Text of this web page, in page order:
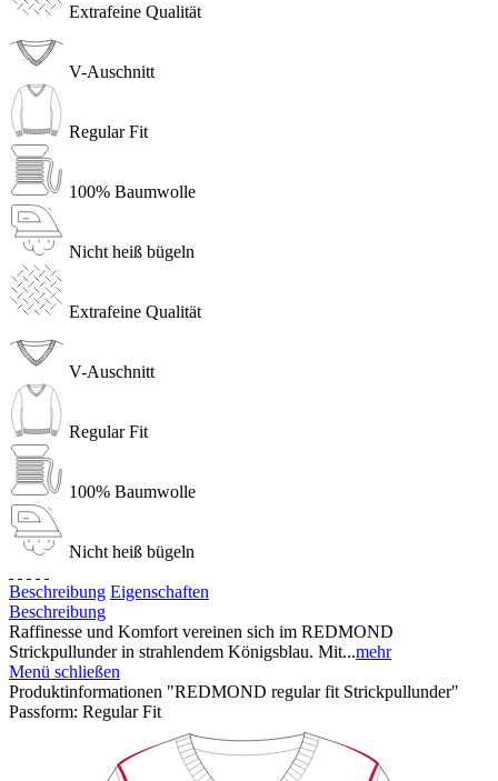
Extrafeine Qualität
V-Auschnitt
Regular Fit
100% Baumwolle
Nicht heiß bügeln
Extrafeine Qualität
V-Auschnitt
Regular Fit
100% Baumwolle
Nicht heiß bügeln
Beschreibung Eigenschaften
Beschreibung
Raffinesse und Komfort vereinen sich im REDMOND
Strickpullunder in strahlendem Königsblau. Mit...mehr
Menü schließen
Produktinformationen "REDMOND regular fit Strickpullunder"
Passform: Regular Fit